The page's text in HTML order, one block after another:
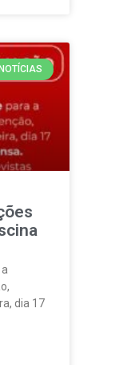
NOTÍCIAS
dia 17